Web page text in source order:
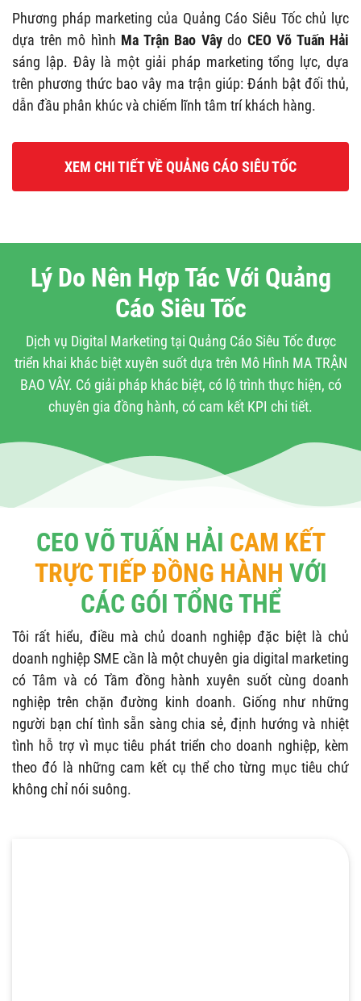
Phương pháp marketing của Quảng Cáo Siêu Tốc chủ lực
dựa trên mô hình Ma Trận Bao Vâydo CEO Võ Tuấn Hải
sáng lập. Đây là một giải pháp marketing tổng lực, dựa
trên phương thức bao vây ma trận giúp: Đánh bật đối thủ,
dẫn đầu phân khúc và chiếm lĩnh tâm trí khách hàng.
XEM CHI TIẾT VỀ QUẢNG CÁO SIÊU TỐC
Lý Do Nên Hợp Tác Với Quảng
Cáo Siêu Tốc
Dịch vụ Digital Marketing tại Quảng Cáo Siêu Tốc được
triển khai khác biệt xuyên suốt dựa trên Mô Hình MA TRẬN
BAO VÂY. Có giải pháp khác biệt, có lộ trình thực hiện, có
chuyên gia đồng hành, có cam kết KPI chi tiết.
CEO VÕ TUẤN HẢI CAM KẾT
TRỰC TIẾP ĐỒNG HÀNH VỚI
CÁC GÓI TỔNG THỂ
Tôi rất hiểu, điều mà chủ doanh nghiệp đặc biệt là chủ
doanh nghiệp SME cần là một chuyên gia digital marketing
có Tâm và có Tầm đồng hành xuyên suốt cùng doanh
nghiệp trên chặn đường kinh doanh. Giống như những
người bạn chí tình sẵn sàng chia sẻ, định hướng và nhiệt
tình hỗ trợ vì mục tiêu phát triển cho doanh nghiệp, kèm
theo đó là những cam kết cụ thể cho từng mục tiêu chứ
không chỉ nói suông.